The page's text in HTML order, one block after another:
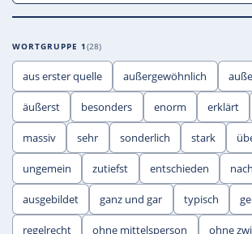
WORTGRUPPE 1 28
aus erster quelle außergewöhnlich
äußerst besonders enorm erklärt
massiv sehr sonderlich stark
ungemein zutiefst entschieden
ausgebildet ganz und gar typisch
regelrecht ohne mittelsperson ohne